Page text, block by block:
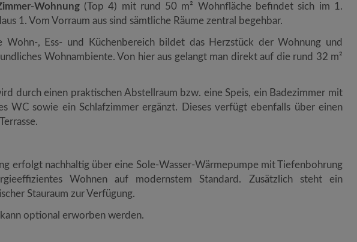
Wohnung(Top 4) mit rund 50 m² Wohnfläche befindet sich im 1.
1. Vom Vorraum aus sind sämtliche Räume zentral begehbar.
Wohn-, Ess- und Küchenbereich bildet das Herzstück der Wohnung und
Wohnambiente. Von hier aus gelangt man direkt auf die rund 32 m²
durch einen praktischen Abstellraum bzw. eine Speis, ein Badezimmer mit
WC sowie ein Schlafzimmer ergänzt. Dieses verfügt ebenfalls über einen
erfolgt nachhaltig über eine Sole-Wasser-Wärmepumpe mit Tiefenbohrung
Wohnen auf modernstem Standard. Zusätzlich steht ein
Stauraum zur Verfügung.
optional erworben werden.